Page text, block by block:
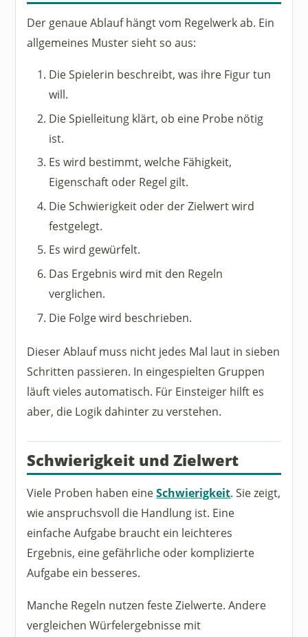
Der genaue Ablauf hängt vom Regelwerk ab. Ein
allgemeines Muster sieht so aus:
Die Spielerin beschreibt, was ihre Figur tun
will.
Die Spielleitung klärt, ob eine Probe nötig
ist.
Es wird bestimmt, welche Fähigkeit,
Eigenschaft oder Regel gilt.
Die Schwierigkeit oder der Zielwert wird
festgelegt.
Es wird gewürfelt.
Das Ergebnis wird mit den Regeln
verglichen.
Die Folge wird beschrieben.
Dieser Ablauf muss nicht jedes Mal laut in sieben
Schritten passieren. In eingespielten Gruppen
läuft vieles automatisch. Für Einsteiger hilft es
aber, die Logik dahinter zu verstehen.
Schwierigkeit und Zielwert
Viele Proben haben eineSchwierigkeit. Sie zeigt,
wie anspruchsvoll die Handlung ist. Eine
einfache Aufgabe braucht ein leichteres
Ergebnis, eine gefährliche oder komplizierte
Aufgabe ein besseres.
Manche Regeln nutzen feste Zielwerte. Andere
vergleichen Würfelergebnisse mit